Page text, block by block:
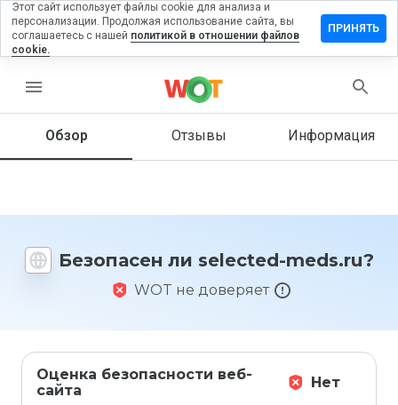
menu
Обзор Отзывы Информация
Безопасен ли selected-meds.ru?
WOT не доверяет
Оценка безопасности веб-
сайта
Нет
на
оценили
сайт от
1 до 5?
Этот сайт использует файлы cookie для анализа и
персонализации. Продолжая использование сайта, вы
соглашаетесь с нашей политикой в отношении файлов
cookie.
ПРИНЯТЬ